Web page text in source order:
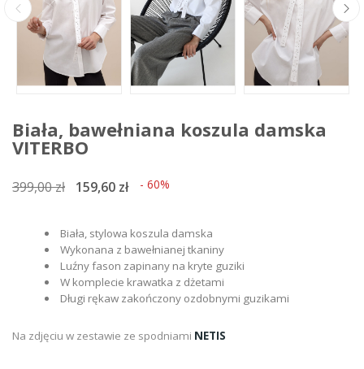
Biała, bawełniana koszula damska
VITERBO
399,00 zł 159,60 zł - 60%
Biała, stylowa koszula damska
Wykonana z bawełnianej tkaniny
Luźny fason zapinany na kryte guziki
W komplecie krawatka z dżetami
Długi rękaw zakończony ozdobnymi guzikami
Na zdjęciu w zestawie ze spodniami NETIS